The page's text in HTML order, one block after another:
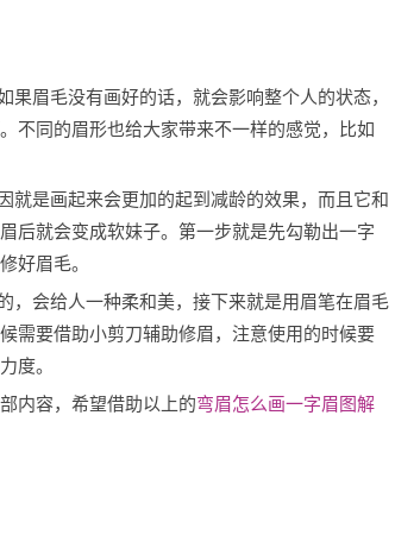
眉毛没有画好的话，就会影响整个人的状态，
不同的眉形也给大家带来不一样的感觉，比如
就是画起来会更加的起到减龄的效果，而且它和
后就会变成软妹子。第一步就是先勾勒出一字
好眉毛。
，会给人一种柔和美，接下来就是用眉笔在眉毛
需要借助小剪刀辅助修眉，注意使用的时候要
度。
内容，希望借助以上的弯眉怎么画一字眉图解